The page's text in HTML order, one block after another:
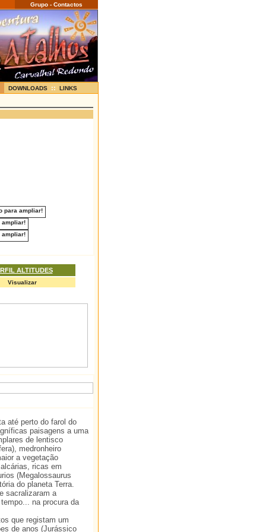
Grupo - Contactos
DOWNLOADS :: LINKS
ALTITUDES
Visualizar
até perto do farol do
paisagens a uma
de lentisco
medronheiro
a vegetação
ricas em
(Megalossaurus
do planeta Terra.
sacralizaram a
na procura da
que registam um
de anos (Jurássico